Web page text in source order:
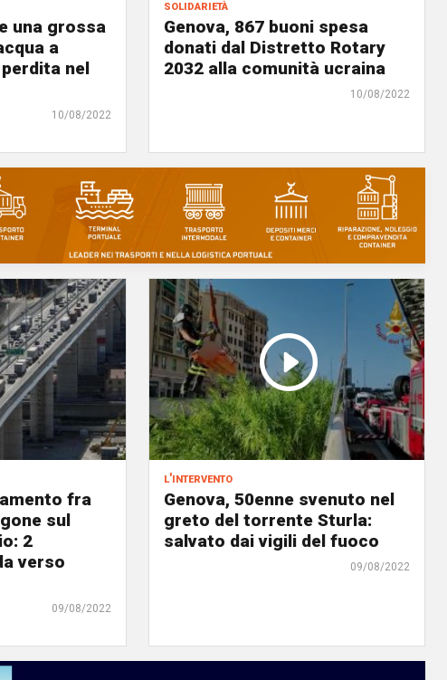
una grossa
a
nel
10/08/2022
solidarietà
Genova, 867 buoni spesa
donati dal Distretto Rotary
2032 alla comunità ucraina
10/08/2022
fra
sul
2
verso
09/08/2022
l'intervento
Genova, 50enne svenuto nel
greto del torrente Sturla:
salvato dai vigili del fuoco
09/08/2022